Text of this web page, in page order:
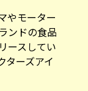
やモーター
ンドの食品
ースしてい
ターズアイ